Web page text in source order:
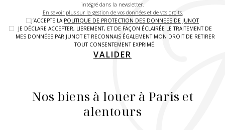
intégré dans la newsletter.
En savoir plus sur la gestion de vos données et de vos droits.
J’ACCEPTE LA POLITIQUE DE PROTECTION DES DONNEES DE JUNOT
JE DÉCLARE ACCEPTER, LIBREMENT, ET DE FAÇON ÉCLAIRÉE LE TRAITEMENT DE
MES DONNÉES PAR JUNOT ET RECONNAIS ÉGALEMENT MON DROIT DE RETIRER
TOUT CONSENTEMENT EXPRIMÉ.
VALIDER
Nos biens à louer à Paris et
alentours